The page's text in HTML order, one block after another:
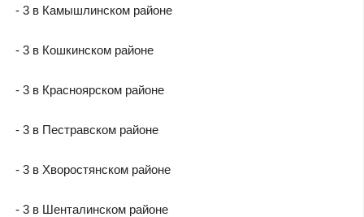
- 3 в Камышлинском районе
- 3 в Кошкинском районе
- 3 в Красноярском районе
- 3 в Пестравском районе
- 3 в Хворостянском районе
- 3 в Шенталинском районе